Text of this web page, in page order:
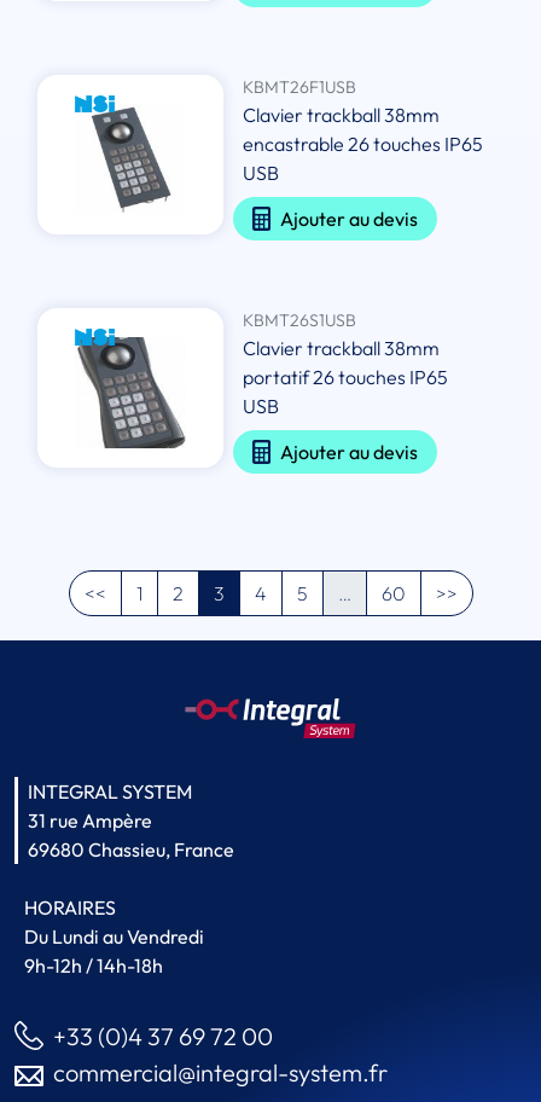
KBMT26F1USB
Clavier trackball 38mm
encastrable 26 touches IP65
USB
Ajouter au devis
KBMT26S1USB
Clavier trackball 38mm
portatif 26 touches IP65
USB
Ajouter au devis
<< 1 2 3 4 5 … 60 >>
INTEGRAL SYSTEM
31 rue Ampère
69680 Chassieu, France
HORAIRES
Du Lundi au Vendredi
9h-12h / 14h-18h
+33 (0)4 37 69 72 00
commercial@integral-system.fr